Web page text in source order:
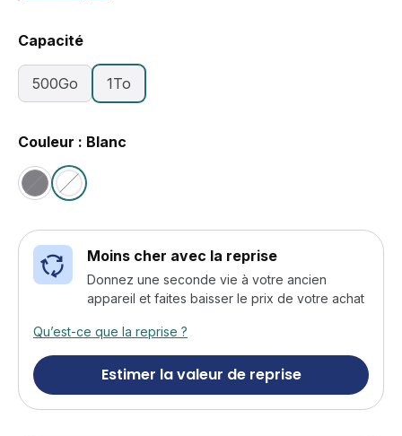
Capacité
500Go 1To
Couleur : Blanc
Moins cher avec la reprise
Donnez une seconde vie à votre ancien
appareil et faites baisser le prix de votre achat
Qu’est-ce que la reprise ?
Estimer la valeur de reprise